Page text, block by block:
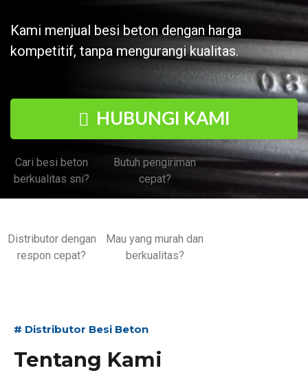
Kami menjual besi beton dengan harga
kompetitif, tanpa mengurangi kualitas.
HUBUNGI KAMI
Cari besi beton
berkualitas sni?
Butuh pengiriman
cepat?
Distributor dengan
respon cepat?
Mau yang murah dan
berkualitas?
# Distributor Besi Beton
Tentang Kami